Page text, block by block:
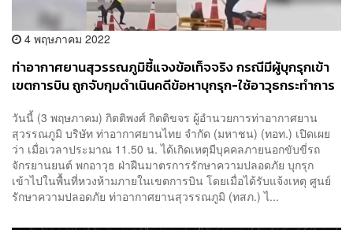
4 พฤษภาคม 2022
ท่าอากาศยานสุวรรณภูมิชี้แจงข้อเท็จจริง กรณีมีผู้บุกรุกเข้า
เขตการบิน ถูกจับกุมดำเนินคดีข้อหาบุกรุก-ใช้อาวุธกระทำการ
วันนี้ (3 พฤษภาคม) กิตติพงศ์ กิตติขจร ผู้อำนวยการท่าอากาศยาน
สุวรรณภูมิ บริษัท ท่าอากาศยานไทย จำกัด (มหาชน) (ทอท.) เปิดเผย
ว่า เมื่อเวลาประมาณ 11.50 น. ได้เกิดเหตุมีบุคคลภายนอกขับขี่รถ
จักรยานยนต์ พกอาวุธ ฝ่าฝืนมาตรการรักษาความปลอดภัย บุกรุก
เข้าไปในพื้นที่หวงห้ามภายในเขตการบิน โดยเมื่อได้รับแจ้งเหตุ ศูนย์
รักษาความปลอดภัย ท่าอากาศยานสุวรรณภูมิ (ทสภ.) ไ...